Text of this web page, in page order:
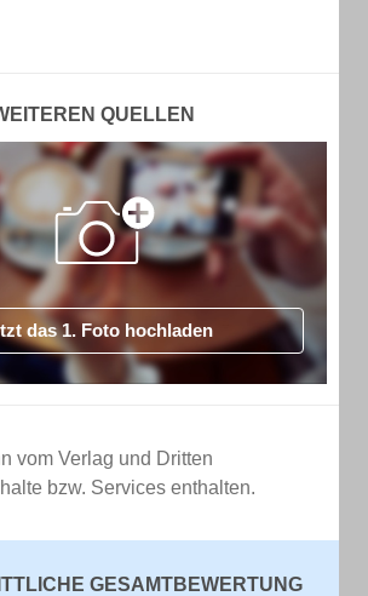
QUELLEN
das 1. Foto hochladen
vom Verlag und Dritten
bzw. Services enthalten.
GESAMTBEWERTUNG